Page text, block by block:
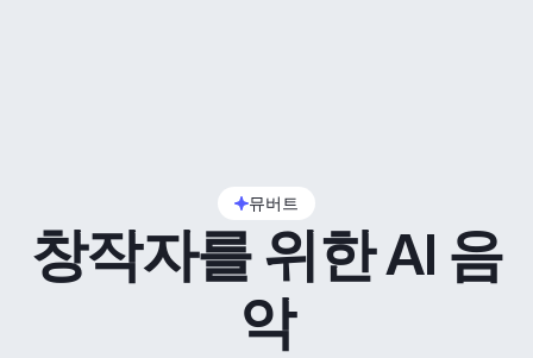
뮤버트
창작자를 위한 AI 음
악